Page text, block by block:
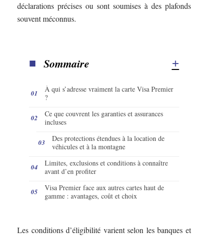
déclarations précises ou sont soumises à des plafonds
souvent méconnus.
Sommaire
À qui s’adresse vraiment la carte Visa Premier
?
Ce que couvrent les garanties et assurances
incluses
Des protections étendues à la location de
véhicules et à la montagne
Limites, exclusions et conditions à connaître
avant d’en profiter
Visa Premier face aux autres cartes haut de
gamme : avantages, coût et choix
Les conditions d’éligibilité varient selon les banques et